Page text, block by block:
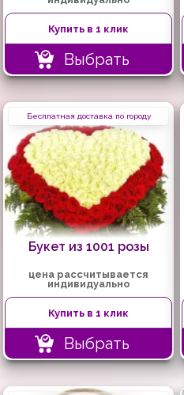
Купить в 1 клик
Выбрать
Бесплатная доставка по городу
Букет из 1001 розы
цена рассчитывается
индивидуально
Купить в 1 клик
Выбрать